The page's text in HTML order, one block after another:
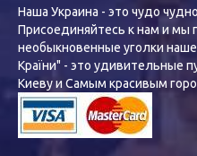
Наша Украина - это чудо
Присоединяйтесь к нам и мы
необыкновенные уголки
Країни" - это удивительные
Киеву и Самым красивым